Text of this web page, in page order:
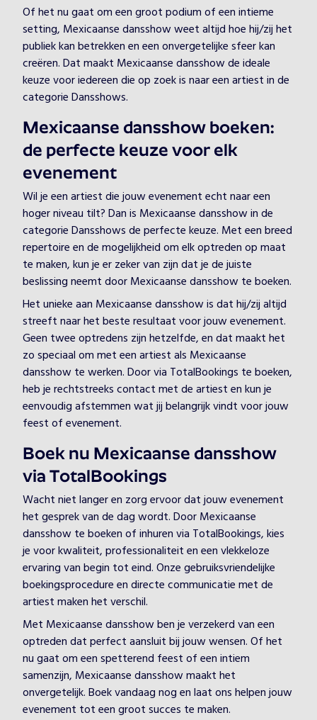
Of het nu gaat om een groot podium of een intieme
setting, Mexicaanse dansshow weet altijd hoe hij/zij het
publiek kan betrekken en een onvergetelijke sfeer kan
creëren. Dat maakt Mexicaanse dansshow de ideale
keuze voor iedereen die op zoek is naar een artiest in de
categorie Dansshows.
Mexicaanse dansshow boeken:
de perfecte keuze voor elk
evenement
Wil je een artiest die jouw evenement echt naar een
hoger niveau tilt? Dan is Mexicaanse dansshow in de
categorie Dansshows de perfecte keuze. Met een breed
repertoire en de mogelijkheid om elk optreden op maat
te maken, kun je er zeker van zijn dat je de juiste
beslissing neemt door Mexicaanse dansshow te boeken.
Het unieke aan Mexicaanse dansshow is dat hij/zij altijd
streeft naar het beste resultaat voor jouw evenement.
Geen twee optredens zijn hetzelfde, en dat maakt het
zo speciaal om met een artiest als Mexicaanse
dansshow te werken. Door via TotalBookings te boeken,
heb je rechtstreeks contact met de artiest en kun je
eenvoudig afstemmen wat jij belangrijk vindt voor jouw
feest of evenement.
Boek nu Mexicaanse dansshow
via TotalBookings
Wacht niet langer en zorg ervoor dat jouw evenement
het gesprek van de dag wordt. Door Mexicaanse
dansshow te boeken of inhuren via TotalBookings, kies
je voor kwaliteit, professionaliteit en een vlekkeloze
ervaring van begin tot eind. Onze gebruiksvriendelijke
boekingsprocedure en directe communicatie met de
artiest maken het verschil.
Met Mexicaanse dansshow ben je verzekerd van een
optreden dat perfect aansluit bij jouw wensen. Of het
nu gaat om een spetterend feest of een intiem
samenzijn, Mexicaanse dansshow maakt het
onvergetelijk. Boek vandaag nog en laat ons helpen jouw
evenement tot een groot succes te maken.